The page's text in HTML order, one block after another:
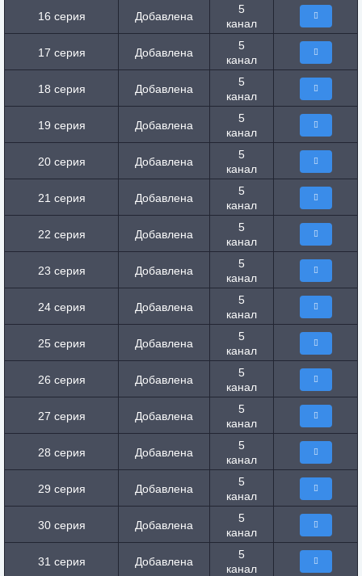
16 серия Добавлена
5
канал
17 серия Добавлена
5
канал
18 серия Добавлена
5
канал
19 серия Добавлена
5
канал
20 серия Добавлена
5
канал
21 серия Добавлена
5
канал
22 серия Добавлена
5
канал
23 серия Добавлена
5
канал
24 серия Добавлена
5
канал
25 серия Добавлена
5
канал
26 серия Добавлена
5
канал
27 серия Добавлена
5
канал
28 серия Добавлена
5
канал
29 серия Добавлена
5
канал
30 серия Добавлена
5
канал
31 серия Добавлена
5
канал